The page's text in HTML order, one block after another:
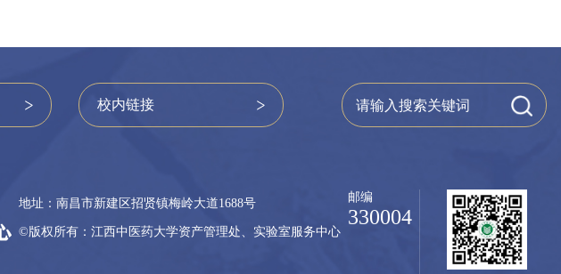
校内链接
地址：南昌市新建区招贤镇梅岭大道1688号
©版权所有：江西中医药大学资产管理处、实验室服务中心
邮编
330004